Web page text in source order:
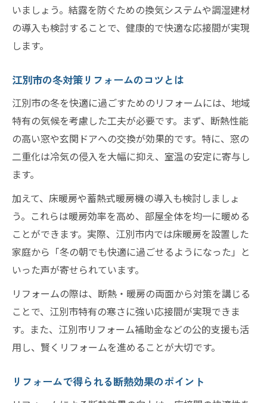
江別市一番町で評判のリフォームポイント
リフォーム会社の評判を比較する重要項目
地元密着型リフォームのメリットとは
リフォームで実現する快適な室内空間作り
助成金とリフォーム成功の秘訣まとめ
助成金を活用したリフォーム成功の流れ
リフォーム申請時に注意するべき点
信頼できるリフォーム会社の見分け方
応接間リフォーム事例から学ぶ実践ポイン
ト
応接間を心地よく変えるリフォーム体験
リフォーム体験談で分かる応接間の変化
断熱リフォームが暮らしを豊かにする理由
評判のリフォーム会社で叶う安心施工
補助金利用で賢く進める応接間改装術
リフォーム体験から学ぶ満足のポイント
いましょう。結露を防ぐための換気システムや調湿建材
の導入も検討することで、健康的で快適な応接間が実現
します。
江別市の冬対策リフォームのコツとは
江別市の冬を快適に過ごすためのリフォームには、地域
特有の気候を考慮した工夫が必要です。まず、断熱性能
の高い窓や玄関ドアへの交換が効果的です。特に、窓の
二重化は冷気の侵入を大幅に抑え、室温の安定に寄与し
ます。
加えて、床暖房や蓄熱式暖房機の導入も検討しましょ
う。これらは暖房効率を高め、部屋全体を均一に暖める
ことができます。実際、江別市内では床暖房を設置した
家庭から「冬の朝でも快適に過ごせるようになった」と
いった声が寄せられています。
リフォームの際は、断熱・暖房の両面から対策を講じる
ことで、江別市特有の寒さに強い応接間が実現できま
す。また、江別市リフォーム補助金などの公的支援も活
用し、賢くリフォームを進めることが大切です。
リフォームで得られる断熱効果のポイント